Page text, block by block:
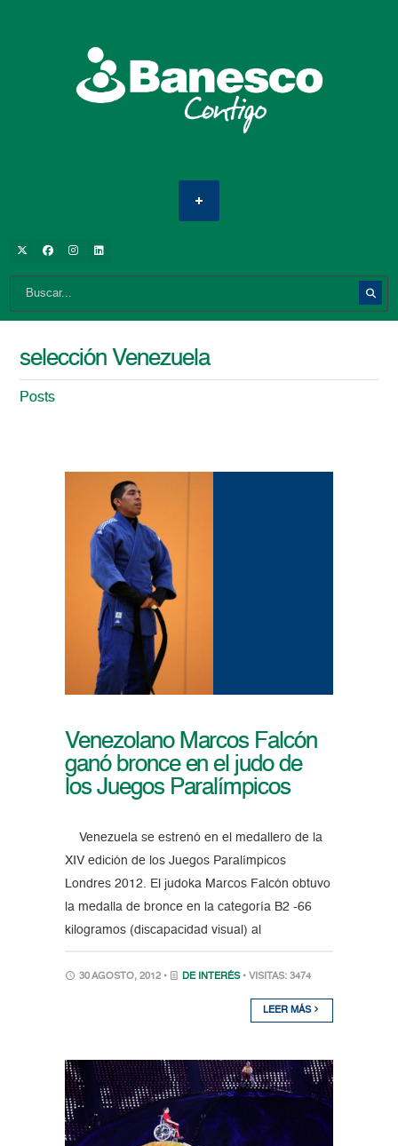
selección Venezuela
Posts
Venezolano Marcos Falcón
ganó bronce en el judo de
los Juegos Paralímpicos
Venezuela se estrenó en el medallero de la
XIV edición de los Juegos Paralímpicos
Londres 2012. El judoka Marcos Falcón obtuvo
la medalla de bronce en la categoría B2 -66
kilogramos (discapacidad visual) al
30 AGOSTO, 2012 • DE INTERÉS • VISITAS: 3474
LEER MÁS